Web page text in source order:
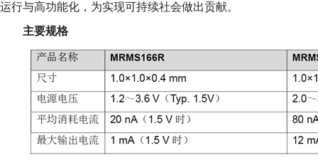
运行与高功能化，为实现可持续社会做出贡献。
主要规格